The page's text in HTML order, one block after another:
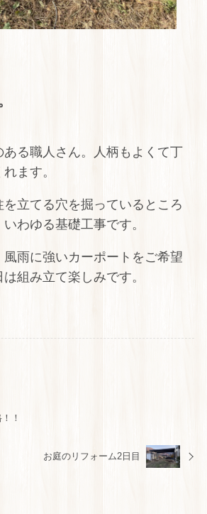
る職人さん。人柄もよくて丁
ます。
立てる穴を掘っているところ
わゆる基礎工事です。
雨に強いカーポートをご希望
組み立て楽しみです。
！
お庭のリフォーム2日目